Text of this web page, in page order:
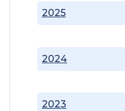
2023
2024
2025